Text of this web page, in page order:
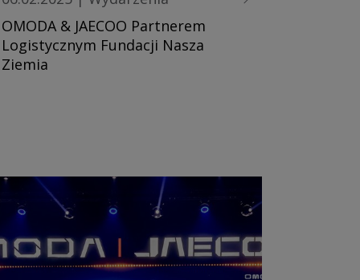
OMODA & JAECOO Partnerem
Logistycznym Fundacji Nasza
Ziemia